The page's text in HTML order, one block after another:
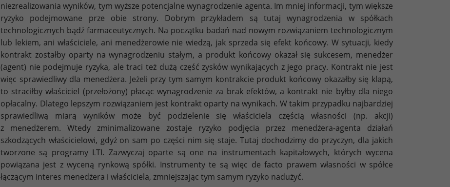
niezrealizowania wyników, tym wyższe potencjalne wynagrodzenie agenta. Im mniej informacji, tym większe
ryzyko podejmowane prze obie strony. Dobrym przykładem są tutaj wynagrodzenia w spółkach
technologicznych bądź farmaceutycznych. Na początku badań nad nowym rozwiązaniem technologicznym
lub lekiem, ani właściciele, ani menedżerowie nie wiedzą, jak sprzeda się efekt końcowy. W sytuacji, kiedy
kontrakt zostałby oparty na wynagrodzeniu stałym, a produkt końcowy okazał się sukcesem, menedżer
(agent) nie podejmuje ryzyka, ale traci też dużą część zysków wynikających z jego pracy. Kontrakt nie jest
więc sprawiedliwy dla menedżera. Jeżeli przy tym samym kontrakcie produkt końcowy okazałby się klapą,
to straciłby właściciel (przełożony) płacąc wynagrodzenie za brak efektów, a kontrakt nie byłby dla niego
opłacalny. Dlatego lepszym rozwiązaniem jest kontrakt oparty na wynikach. W takim przypadku najbardziej
sprawiedliwą miarą wyników może być podzielenie się właściciela częścią własności (np. akcji)
z menedżerem. Wtedy zminimalizowane zostaje ryzyko podjęcia przez menedżera-agenta działań
szkodzących właścicielowi, gdyż on sam po części nim się staje. Tutaj dochodzimy do przyczyn, dla jakich
tworzone są programy LTI. Zazwyczaj oparte są one na instrumentach kapitałowych, których wycena
powiązana jest z wyceną rynkową spółki. Instrumenty te są więc de facto prawem własności w spółce
łączącym interes menedżera i właściciela, zmniejszając tym samym ryzyko nadużyć.